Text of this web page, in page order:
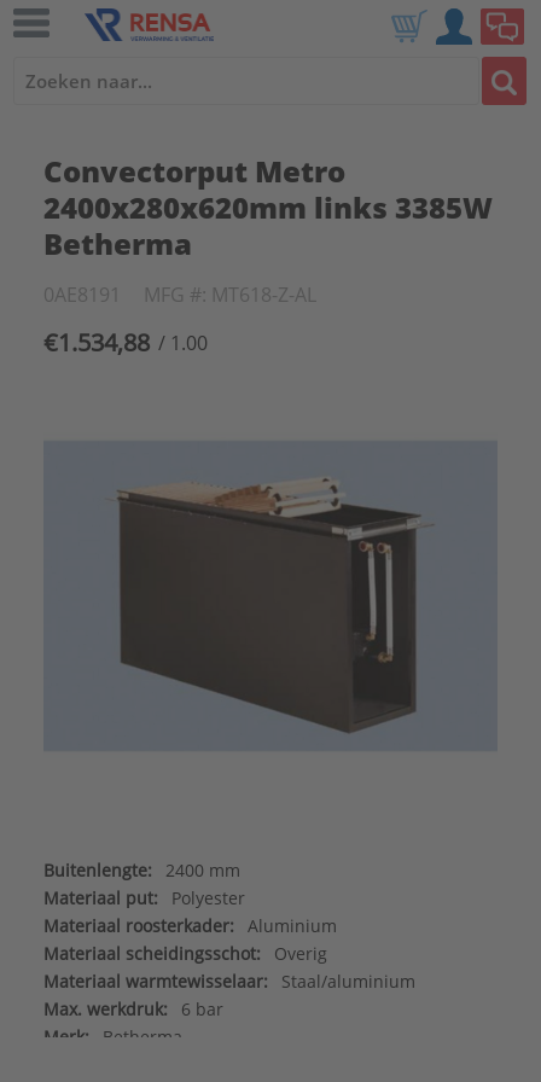
Convectorput Metro
2400x280x620mm links 3385W
Betherma
0AE8191 MFG #: MT618-Z-AL
€1.534,88 / 1.00
Buitenlengte:
2400 mm
Materiaal put:
Polyester
Materiaal roosterkader:
Aluminium
Materiaal scheidingsschot:
Overig
Materiaal warmtewisselaar:
Staal/aluminium
Max. werkdruk:
6 bar
Merk:
Betherma